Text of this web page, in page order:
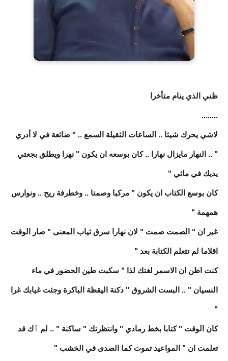
ظني الذي ينام متأخرا
........
لاشي يحرك شيئا .. الساعات الثقيلة السمع .. " ضائعة في لا أدري
" .. النهار مايزال نهارا .. كان بوسعه ان يكون " نهرا ويطلق بجعتي
يديك في مائي "
كان بوسع الكتاب ان يكون " مركبا وصمتا .. وخطرفة ريح .. ونوارس
همهمة "
غير ان " الصمت صمت " لان نهارا سرق ثياب المعنى " صار الوقت
اقلاما لم تتعلم الكتابة بعد "
كنت اظن ان الاسمر لغتك لذا " سكبت طين الحضور في ماء
النسيان " .. البست الشروق " دكنة اليقظة الباكرة وجئت غيابك غرا
"
كان الوقت " كتابا بخط رمادي " وانتظرتك " ساكنة " .. لم ٱك قد
تعلمت ان " المواعيد تموت كما الصدى في الخشب "